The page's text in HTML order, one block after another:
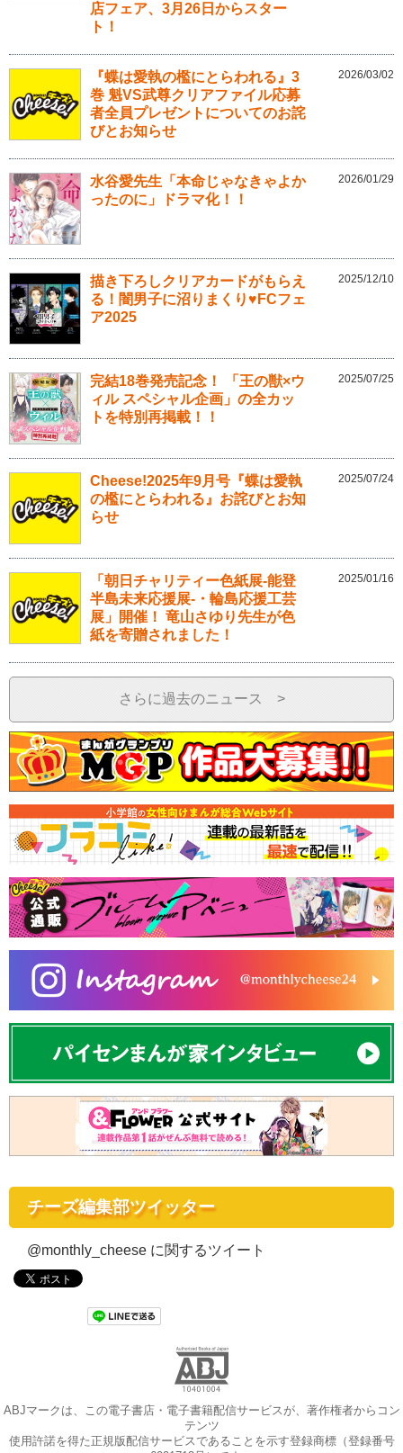
店フェア、3月26日からスター
ト！
『蝶は愛執の檻にとらわれる』3
巻 魁VS武尊クリアファイル応募
者全員プレゼントについてのお詫
びとお知らせ
2026/03/02
水谷愛先生「本命じゃなきゃよか
ったのに」ドラマ化！！
2026/01/29
描き下ろしクリアカードがもらえ
る！闇男子に沼りまくり♥FCフェ
ア2025
2025/12/10
完結18巻発売記念！ 「王の獣×ウ
ィル スペシャル企画」の全カッ
トを特別再掲載！！
2025/07/25
Cheese!2025年9月号『蝶は愛執
の檻にとらわれる』お詫びとお知
らせ
2025/07/24
「朝日チャリティー色紙展-能登
半島未来応援展-・輪島応援工芸
展」開催！ 竜山さゆり先生が色
紙を寄贈されました！
2025/01/16
さらに過去のニュース >
チーズ編集部ツイッター
@monthly_cheese に関するツイート
ABJマークは、この電子書店・電子書籍配信サービスが、著作権者からコン
テンツ
使用許諾を得た正規版配信サービスであることを示す登録商標（登録番号